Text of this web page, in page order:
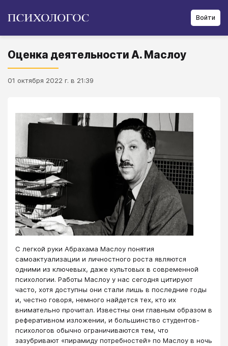
Войти
Оценка деятельности А. Маслоу
01 октября 2022 г. в 21:39
С легкой руки Абрахама Маслоу понятия
самоактуализации и личностного роста являются
одними из ключевых, даже культовых в современной
психологии. Работы Маслоу у нас сегодня цитируют
часто, хотя доступны они стали лишь в последние годы
и, честно говоря, немного найдется тех, кто их
внимательно прочитал. Известны они главным образом в
реферативном изложении, и большинство студентов-
психологов обычно ограничиваются тем, что
зазубривают «пирамиду потребностей» по Маслоу в ночь